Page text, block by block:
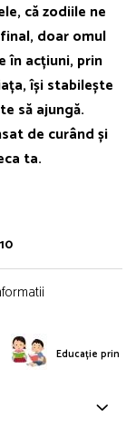
că zodiile ne
doar omul
în acțiuni, prin
își stabilește
să ajungă.
de curând și
ta.
Educație prin